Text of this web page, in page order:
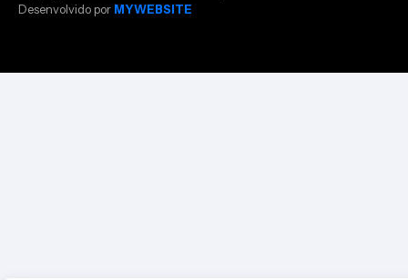
Desenvolvido por MYWEBSITE